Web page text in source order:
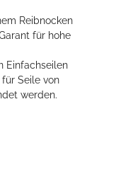
Reibnocken
für hohe
Einfachseilen
Seile von
werden.